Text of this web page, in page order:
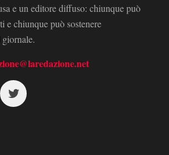
e un editore diffuso: chiunque può
e chiunque può sostenere